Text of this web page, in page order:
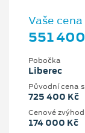
Vaše cena
551
Pobočka
Liberec
Původní cena
725 400 Kč
Cenové
174 000 Kč